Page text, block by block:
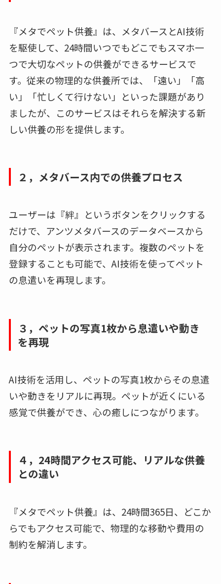
『メタでペット供養』は、メタバースとAI技術
を駆使して、24時間いつでもどこでもスマホ一
つで大切なペットの供養ができるサービスで
す。従来の物理的な供養所では、「遠い」「高
い」「忙しくて行けない」といった課題があり
ましたが、このサービスはそれらを解決する新
しい供養の形を提供します。
２，メタバース内での供養プロセス
ユーザーは『絆』というボタンをクリックする
だけで、アンツメタバースのデータベースから
自分のペットが表示されます。複数のペットを
登録することも可能で、AI技術を使ってペット
の息遣いを再現します。
３，ペットの写真1枚から息遣いや動き
を再現
AI技術を活用し、ペットの写真1枚からその息遣
いや動きをリアルに再現。ペットが近くにいる
感覚で供養ができ、心の癒しにつながります。
４，24時間アクセス可能、リアルな供養
との違い
『メタでペット供養』は、24時間365日、どこか
らでもアクセス可能で、物理的な移動や費用の
制約を解消します。